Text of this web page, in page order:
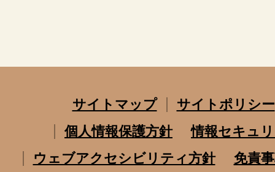
サイトマップ
サイトポリシー
個人情報保護方針
情報セキュ
ウェブアクセシビリティ方針
免責